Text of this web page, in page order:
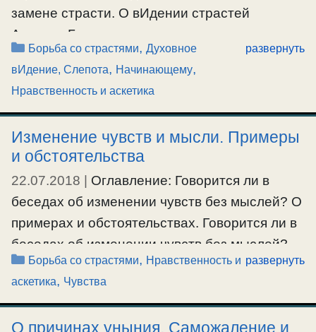
Ещё…
#ожесточение,#скорбь
замене страсти. О вИдении страстей
Аноним: Батюшка как научится определять,
что Греховная страсть, в человеке,
проявляется не к месту, не к времени или без
меры? О.Серафим: Это определяется
опытом, при наличии правильно-проходимой
борьбы со страстями. — С одной стороны
правильный духовный опыт христианина, а с
другой благодать Божия, …
Ещё…
#духовноевИдение,#начинающему, #страсти
Рубрики
Борьба со страстями,Духовное
вИдение, Слепота, Начинающему,
Нравственность и аскетика
развернуть
Изменение чувств и мысли. Примеры
и обстоятельства
22.07.2018 | Оглавление: Говорится ли в
беседах об изменении чувств без мыслей? О
примерах и обстоятельствах. Говорится ли в
беседах об изменении чувств без мыслей?
Аноним: Каким образом возможно изменять
свои чувства без мыслей, и возможно ли это
без Бога? О.Серафим: В наших беседах нет
такого утверждения, что можно менять свои
Рубрики
Борьба со страстями, Нравственность и
аскетика, Чувства
развернуть
О причинах уныния. Саможаление и